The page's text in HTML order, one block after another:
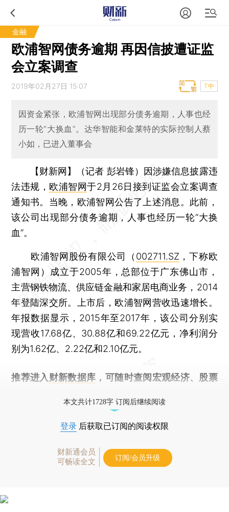
金融
欧浦智网债务逾期 再因信披遭证监
会立案调查
2019年02月27日 15:07 T中
因资金紧张，欧浦智网出现部分债务逾期，人事也经
历一轮“大换血”。达华智能和金莱特的实际控制人蔡
小如，已进入董事会
【财新网】（记者 彭岩锋）
因涉嫌信息披露违
法违规， 欧浦智网于2月26日接到证监会立案调查
通知书。当晚，欧浦智网公告了上述消息。此前，
该公司出现部分债务逾期，人事也经历一轮“大换
血”。
欧浦智网股份有限公司（ 002711.SZ ，下称欧
浦智网）成立于2005年，总部位于广东佛山市，
主营钢铁物流、供应链金融和家居电商业务，2014
年登陆深交所。上市后，欧浦智网营收迅速增长。
年报数据显示，2015年至2017年，该公司分别实
现营收17.68亿、30.88亿和69.22亿元，净利润分
别为1.62亿、2.22亿和2.10亿元。
推荐进入 财新数据库 ，可随时查阅宏观经济、股票
本文共计1728字 订阅后继续阅读
登录 后获取已订阅的阅读权限
财新通会员
可畅读全文
订阅/会员升级